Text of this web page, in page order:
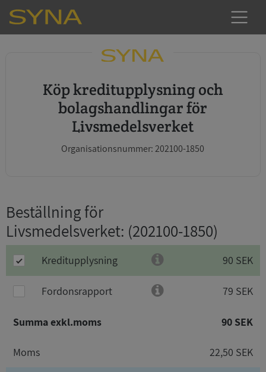
Köp kreditupplysning och
bolagshandlingar för
Livsmedelsverket
Organisationsnummer: 202100-1850
Beställning för
Livsmedelsverket: (202100-1850)
Kreditupplysning 90 SEK
Fordonsrapport 79 SEK
Summa exkl.moms 90 SEK
Moms 22,50 SEK